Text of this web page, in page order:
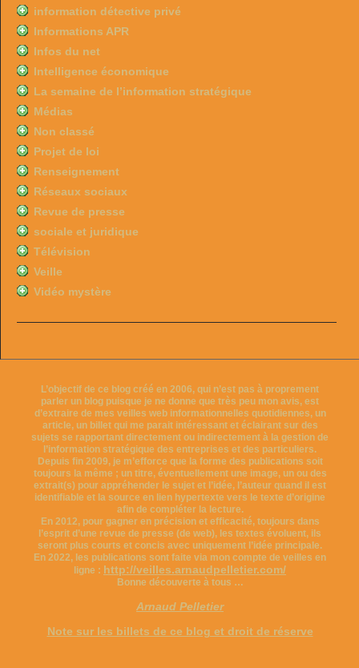
information détective privé
Informations APR
Infos du net
Intelligence économique
La semaine de l’information stratégique
Médias
Non classé
Projet de loi
Renseignement
Réseaux sociaux
Revue de presse
sociale et juridique
Télévision
Veille
Vidéo mystère
L’objectif de ce blog créé en 2006, qui n’est pas à proprement
parler un blog puisque je ne donne que très peu mon avis, est
d’extraire de mes veilles web informationnelles quotidiennes, un
article, un billet qui me parait intéressant et éclairant sur des
sujets se rapportant directement ou indirectement à la gestion de
l’information stratégique des entreprises et des particuliers.
Depuis fin 2009, je m’efforce que la forme des publications soit
toujours la même ; un titre, éventuellement une image, un ou des
extrait(s) pour appréhender le sujet et l’idée, l’auteur quand il est
identifiable et la source en lien hypertexte vers le texte d’origine
afin de compléter la lecture.
En 2012, pour gagner en précision et efficacité, toujours dans
l’esprit d’une revue de presse (de web), les textes évoluent, ils
seront plus courts et concis avec uniquement l’idée principale.
En 2022, les publications sont faite via mon compte de veilles en
ligne : http://veilles.arnaudpelletier.com/
Bonne découverte à tous …
Arnaud Pelletier
Note sur les billets de ce blog et droit de réserve